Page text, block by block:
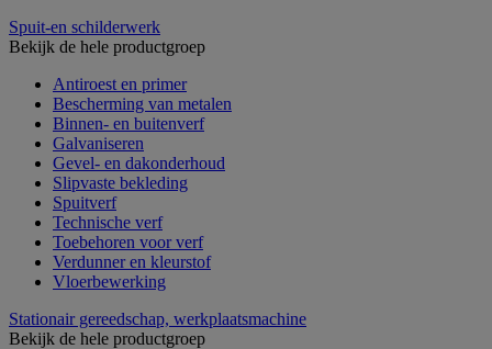
Spuit-en schilderwerk
Bekijk de hele productgroep
Antiroest en primer
Bescherming van metalen
Binnen- en buitenverf
Galvaniseren
Gevel- en dakonderhoud
Slipvaste bekleding
Spuitverf
Technische verf
Toebehoren voor verf
Verdunner en kleurstof
Vloerbewerking
Stationair gereedschap, werkplaatsmachine
Bekijk de hele productgroep